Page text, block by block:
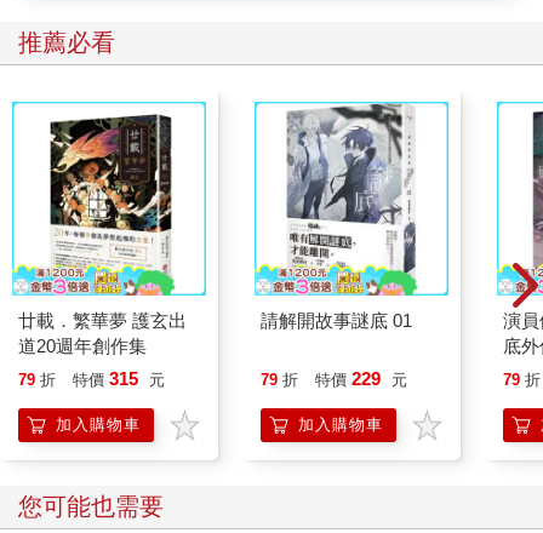
的年輕肉豬們，一年內就會被逼到牆角扯破嗓子叫喊救命。你，
拳師，當你老邁無力的時候，瓊斯先生會毫不猶豫地把你賣給屠
馬商，你會被殘忍地割斷喉嚨，你的肉會被熬煮成獵狐犬的食
物。狗也無法僥倖逃過，當他們年邁衰老、牙齒掉光時，瓊斯先
生會在他們的脖子上繫上磚頭，把他們溺死在最近的湖裡。
「這還不夠清楚嗎？同志們，我們生命中所有的邪惡都源自人類
的暴政。只有消滅了人類，我們才能真正擁有自己的勞動果實，
甚至能在一夜之間變得富有而自由。我們接下來該做什麼？開始
不分日夜，身心都投入推翻人類統治的大業！同志們，這就是我
要告訴你們的訊息—革命！我不知道革命會在什麼時候開始，也
許要等一個星期，也許要等上一百年，但我清清楚楚地知道，就
如同我清楚地看見腳下青草的模樣，正義終將來臨。仔細看吧，
也許就在你短暫的餘生裡。並且，把我的意思傳達給你們的後
代，讓我們的子子孫孫都為正義而奮鬥，直到正義戰勝的那一
刻。
「記住，你們的決心絕不能動搖，任何言論都無法使你偏離正
軌。關於那些人類和動物有著共同利益、一榮俱榮的話連聽都不
要聽，那全是謊言，人類都是為一己私利著想的。我們動物要團
結一致與之戰鬥，所有的人類都是敵人，所有的動物都是戰
推薦必看
廿載．繁華夢 護玄出
道20週年創作集
79 折 特價 315 元
加入購物車
請解開故事謎底 01
79 折 特價 229 元
加入購物車
演
底
79 折
您可能也需要